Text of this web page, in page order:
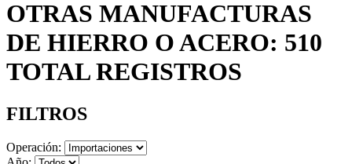
OTRAS MANUFACTURAS
DE HIERRO O ACERO: 510
TOTAL REGISTROS
FILTROS
Operación: